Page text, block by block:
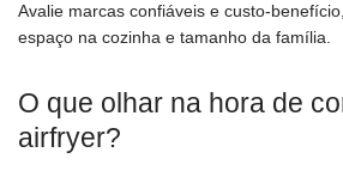
Avalie marcas confiáveis e custo-
espaço na cozinha e tamanho da família.
O que olhar na hora de
airfryer?